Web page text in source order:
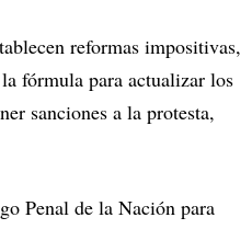
reformas impositivas,
fórmula para actualizar los
sanciones a la protesta,
Penal de la Nación para